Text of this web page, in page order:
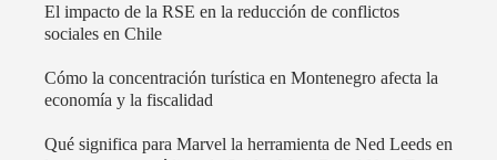
El impacto de la RSE en la reducción de conflictos
sociales en Chile
Cómo la concentración turística en Montenegro afecta la
economía y la fiscalidad
Qué significa para Marvel la herramienta de Ned Leeds en